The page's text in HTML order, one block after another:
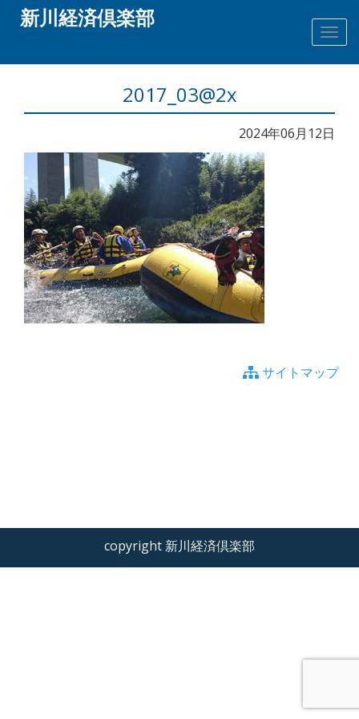
新川経済倶楽部
2017_03@2x
2024年06月12日
サイトマップ
copyright 新川経済倶楽部